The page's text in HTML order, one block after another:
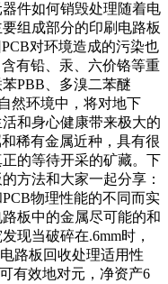
件如何销毁处理随着电
组成部分的印刷电路板
对环境造成的污染也
有铅、汞、六价铬等重
PBB、多溴二苯醚
然环境中，将对地下
和身心健康带来极大的
稀有金属近种，具有很
的等待开采的矿藏。下
方法和大家一起分享：
物理性能的不同而实
板中的金属尽可能的和
现当破碎在.6mm时，
路板回收处理适用性
有效地对元，净资产6